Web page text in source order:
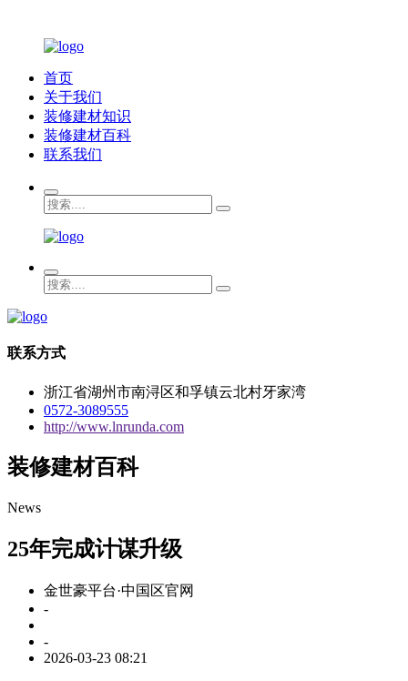
首页
关于我们
装修建材知识
装修建材百科
联系我们
联系方式
浙江省湖州市南浔区和孚镇云北村牙家湾
0572-3089555
http://www.lnrunda.com
装修建材百科
News
25年完成计谋升级
金世豪平台·中国区官网
-
-
2026-03-23 08:21